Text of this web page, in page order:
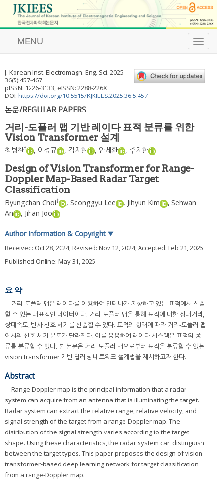
T
o
l
e
MENU
J. Korean Inst. Electromagn. Eng. Sci. 2025;
36(5):457-467
pISSN: 1226-3133, eISSN: 2288-226X
DOI: https://doi.org/10.5515/KJKIEES.2025.36.5.457
논문/REGULAR PAPERS
거리-도플러 맵 기반 레이다 표적 분류를 위한
Vision Transformer 설계
최병찬† , 이성규 , 김지현 , 안세환 , 주지한
Design of Vision Transformer for Range-
Doppler Map-Based Radar Target
Classification
Byungchan Choi† , Seonggyu Lee , Jihyun Kim , Sehwan
An
, Jihan Joo
Author Information & Copyright ▼
Received: Oct 28, 2024; Revised: Nov 12, 2024; Accepted: Feb 21, 2025
Published Online: May 31, 2025
요 약
거리-도플러 맵은 레이다를 이용하여 안테나가 지향하고 있는 표적에서 산출
할 수 있는 대표적인 데이터이다. 거리-도플러 맵을 통해 표적에 대한 상대거리,
상대속도, 반사 신호 세기를 산출할 수 있다. 표적의 형태에 따라 거리-도플러 맵
에서의 신호 세기 분포가 달라진다. 이를 응용하여 레이다 시스템은 표적의 종
류를 분류할 수 있다. 본 논문은 거리-도플러 맵으로부터 표적을 분류할 수 있는
vision transformer 기반 딥러닝 네트워크 설계법을 제시하고자 한다.
Abstract
Range-Doppler map is the principal information that a radar
system can acquire from an antenna that is illuminating the target.
Radar system can extract the relative range, relative velocity, and
signal strength of the target from a range-Doppler map. The
distribution of the signal strength varies according to the target
shape. Using these characteristics, the radar system can distinguish
between the target types. This paper proposes the design of vision
transformer-based deep learning network for target classification
from a range-Doppler map.